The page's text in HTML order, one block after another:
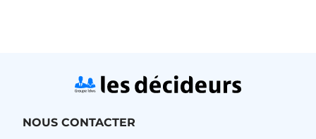
NOUS CONTACTER